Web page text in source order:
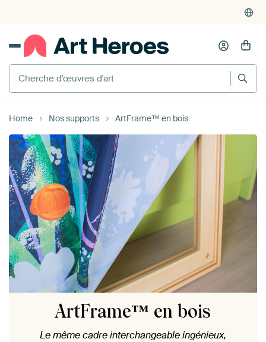
Cherche d'œuvres d'art
Home Nos supports ArtFrame™ en bois
ArtFrame™ en bois
Le même cadre interchangeable ingénieux,